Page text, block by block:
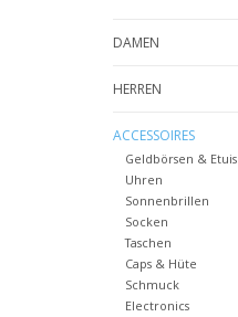
DAMEN
HERREN
ACCESSOIRES
Geldbörsen & Etuis
Uhren
Sonnenbrillen
Socken
Taschen
Caps & Hüte
Schmuck
Electronics